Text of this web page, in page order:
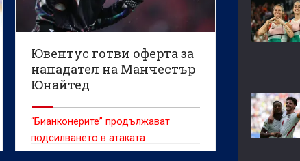
Ювентус готви оферта за
нападател на Манчестър
Юнайтед
“Бианконерите” продължават
подсилването в атаката